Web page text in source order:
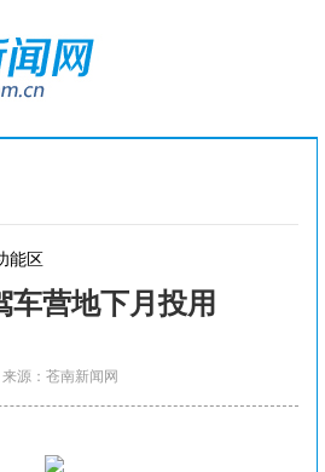
能区
车营地下月投用
来源：苍南新闻网